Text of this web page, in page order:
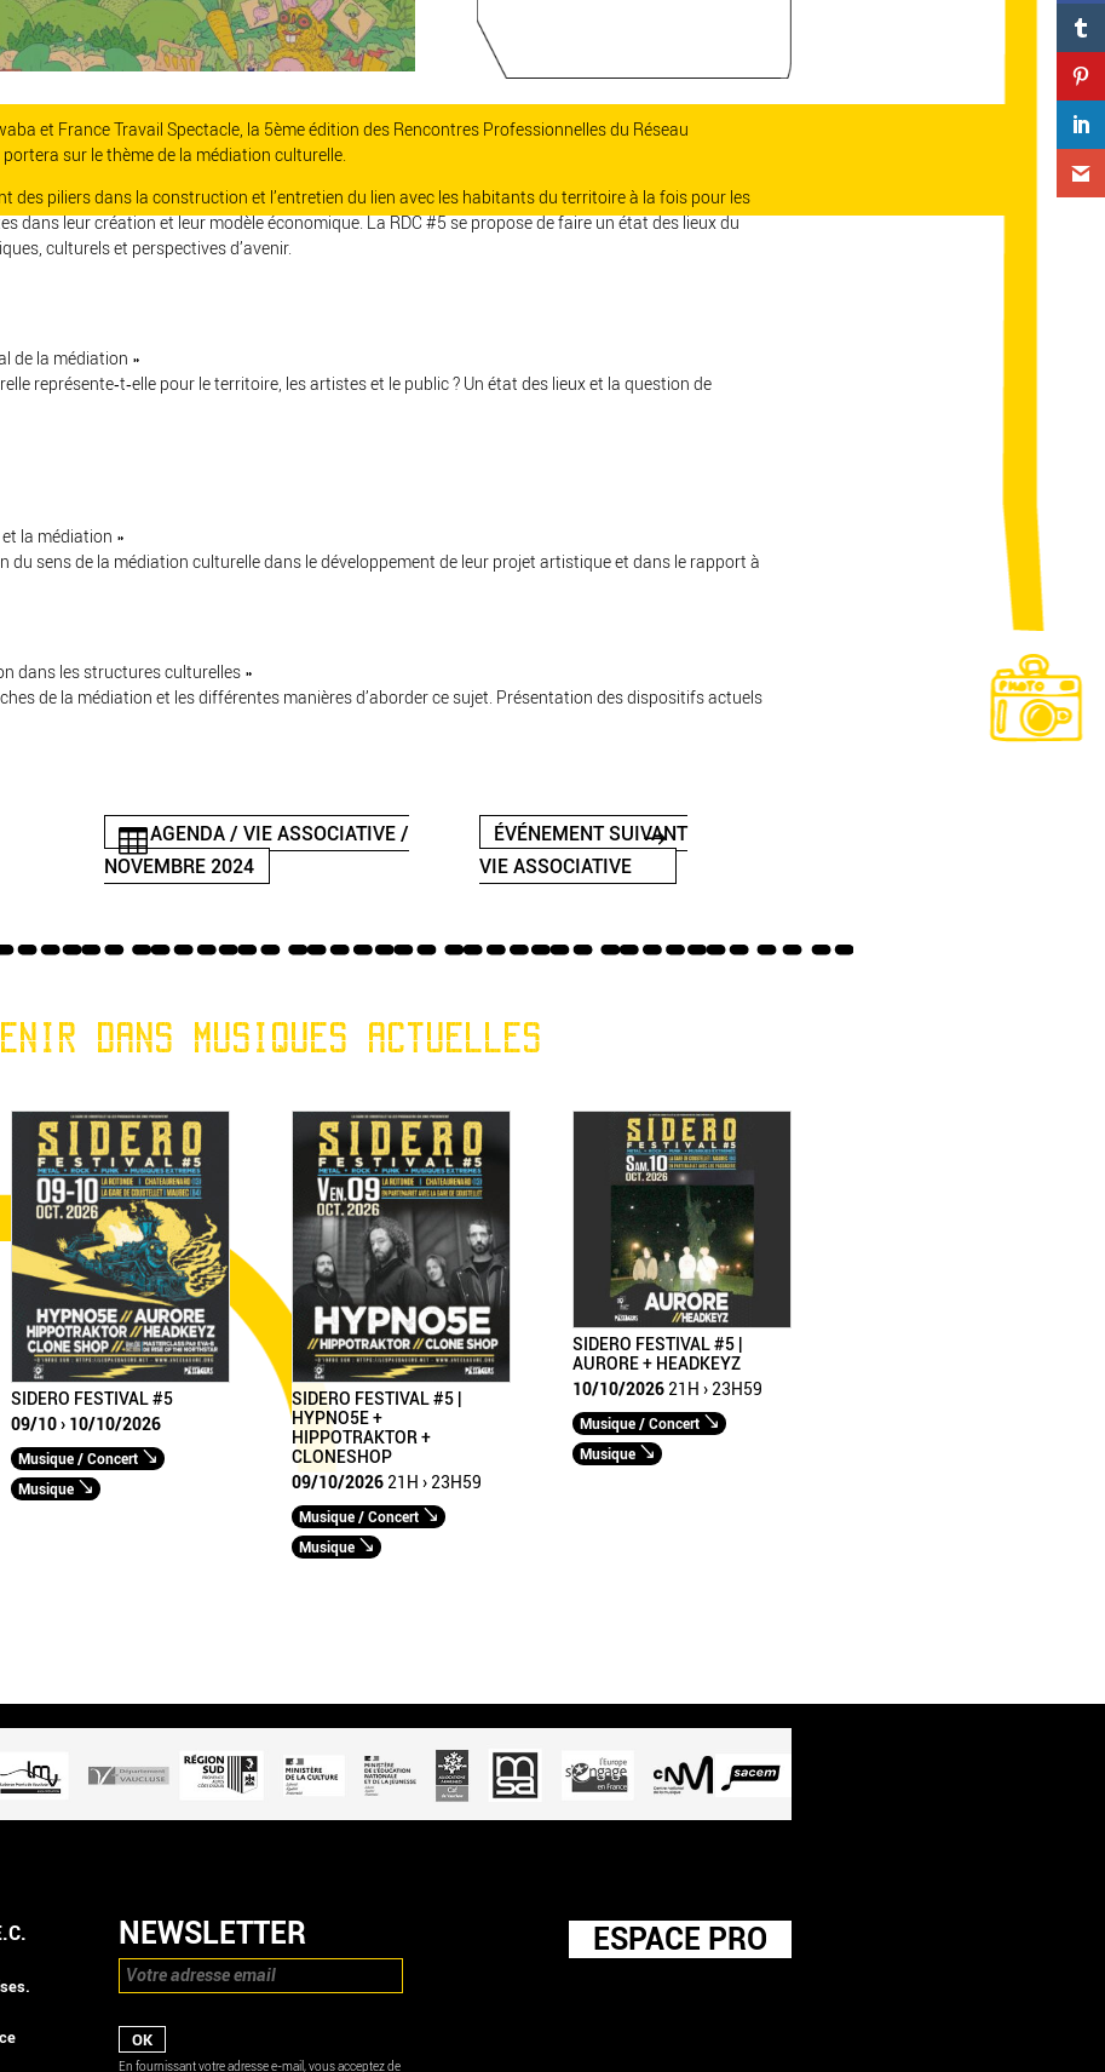
et France Travail Spectacle, la 5ème édition des Rencontres Professionnelles du Réseau
sur le thème de la médiation culturelle.
des piliers dans la construction et l’entretien du lien avec les habitants du territoire à la fois pour les
dans leur création et leur modèle économique. La RDC #5 se propose de faire un état des lieux du
culturels et perspectives d’avenir.
de la médiation »
représente‐t‐elle pour le territoire, les artistes et le public ? Un état des lieux et la question de
la médiation »
du sens de la médiation culturelle dans le développement de leur projet artistique et dans le rapport à
dans les structures culturelles »
de la médiation et les différentes manières d’aborder ce sujet. Présentation des dispositifs actuels
AGENDA / VIE ASSOCIATIVE /
NOVEMBRE 2024
ÉVÉNEMENT SUIVANT
VIE ASSOCIATIVE
DANS MUSIQUES ACTUELLES
SIDERO FESTIVAL #5
09/10 › 10/10/2026
Musique / Concert
Musique
SIDERO FESTIVAL #5 |
HYPNO5E +
HIPPOTRAKTOR +
CLONESHOP
09/10/2026 21H › 23H59
Musique / Concert
Musique
SIDERO FESTIVAL #5 |
AURORE + HEADKEYZ
10/10/2026 21H › 23H59
Musique / Concert
Musique
NEWSLETTER
En fournissant votre adresse e-mail, vous acceptez de
ESPACE PRO